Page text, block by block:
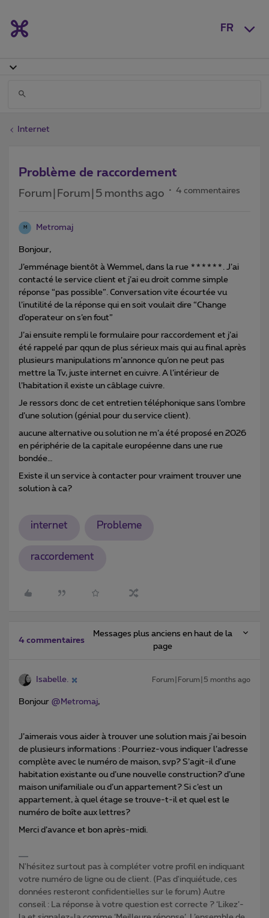
FR
Internet
Problème de raccordement
Forum|Forum|5 months ago 4 commentaires
M Metromaj
Bonjour,
J’emménage bientôt à Wemmel, dans la rue ******. J’ai
contacté le service client et j’ai eu droit comme simple
réponse “pas possible”. Conversation vite écourtée vu
l’inutilité de la réponse qui en soit voulait dire “Change
d’operateur on s’en fout”
J’ai ensuite rempli le formulaire pour raccordement et j’ai
été rappelé par qqun de plus sérieux mais qui au final après
plusieurs manipulations m’annonce qu’on ne peut pas
mettre la Tv, juste internet en cuivre. A l’intérieur de
l’habitation il existe un câblage cuivre.
Je ressors donc de cet entretien téléphonique sans l’ombre
d’une solution (génial pour du service client).
aucune alternative ou solution ne m’a été proposé en 2026
en périphérie de la capitale européenne dans une rue
bondée…
Existe il un service à contacter pour vraiment trouver une
solution à ca?
internet Probleme
raccordement
4 commentaires
Messages plus anciens en haut de la
page
Isabelle. Forum|Forum|5 months ago
Bonjour ​ @Metromaj,
J’aimerais vous aider à trouver une solution mais j’ai besoin
de plusieurs informations : Pourriez-vous indiquer l’adresse
complète avec le numéro de maison, svp? S’agit-il d’une
habitation existante ou d’une nouvelle construction? d’une
maison unifamiliale ou d’un appartement? Si c’est un
appartement, à quel étage se trouve-t-il et quel est le
numéro de boîte aux lettres?
Merci d’avance et bon après-midi.
N'hésitez surtout pas à compléter votre profil en indiquant
votre numéro de ligne ou de client. (Pas d'inquiétude, ces
données resteront confidentielles sur le forum) Autre
conseil : La réponse à votre question est correcte ? ‘Likez’-